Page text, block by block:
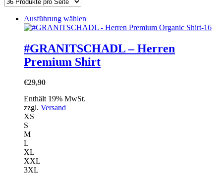
Ausführung wählen
Produkt
mehrere
Varianten
auf.
#GRANITSCHADL – Herren
Premium Shirt
€29,90
Enthält 19% MwSt.
zzgl. Versand
XS
S
M
L
XL
XXL
3XL